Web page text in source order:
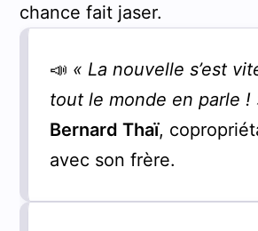
chance fait jaser.
📣 « La nouvelle s’est
tout le monde en parle !
Bernard Thaï,
avec son frère.